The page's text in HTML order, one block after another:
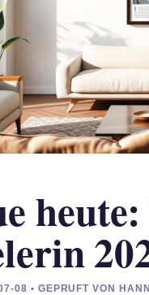
08 • GEPRUFT VON